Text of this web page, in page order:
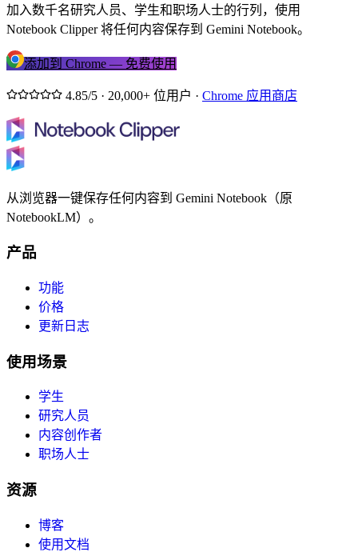
加入数千名研究人员、学生和职场人士的行列，使用
Notebook Clipper 将任何内容保存到 Gemini Notebook。
添加到 Chrome — 免费使用
4.85/5 · 20,000+ 位用户 · Chrome 应用商店
从浏览器一键保存任何内容到 Gemini Notebook（原
NotebookLM）。
产品
功能
价格
更新日志
使用场景
学生
研究人员
内容创作者
职场人士
资源
博客
使用文档